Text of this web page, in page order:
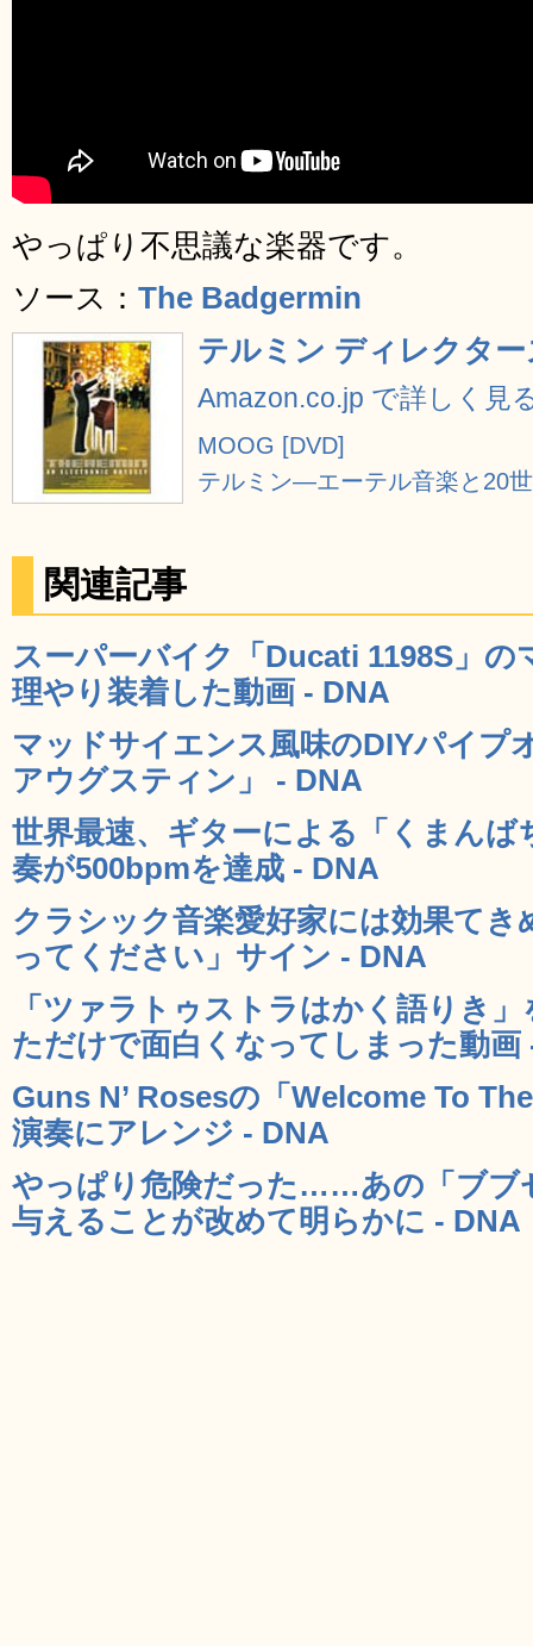
やっぱり不思議な楽器です。
ソース： The Badgermin
テルミン ディレクタ
Amazon.co.jp で詳しく見
MOOG [DVD]
テルミン―エーテル音楽と20
関連記事
スーパーバイク「Ducati 1198S」
理やり装着した動画 - DNA
マッドサイエンス風味のDIYパイプ
アウグスティン」 - DNA
世界最速、ギターによる「くまんば
奏が500bpmを達成 - DNA
クラシック音楽愛好家には効果てき
ってください」サイン - DNA
「ツァラトゥストラはかく語りき
ただけで面白くなってしまった動画
Guns N’ Rosesの「Welcome To
演奏にアレンジ - DNA
やっぱり危険だった……あの「ブブ
与えることが改めて明らかに - DNA